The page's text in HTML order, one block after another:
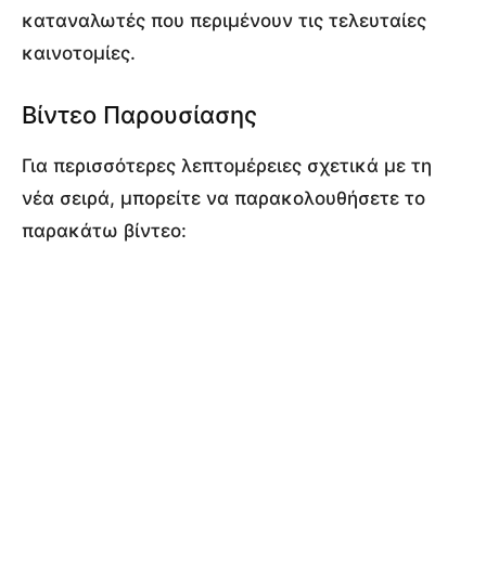
καταναλωτές που περιμένουν τις τελευταίες
καινοτομίες.
Βίντεο Παρουσίασης
Για περισσότερες λεπτομέρειες σχετικά με τη
νέα σειρά, μπορείτε να παρακολουθήσετε το
παρακάτω βίντεο: